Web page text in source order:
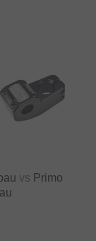
vs Primo